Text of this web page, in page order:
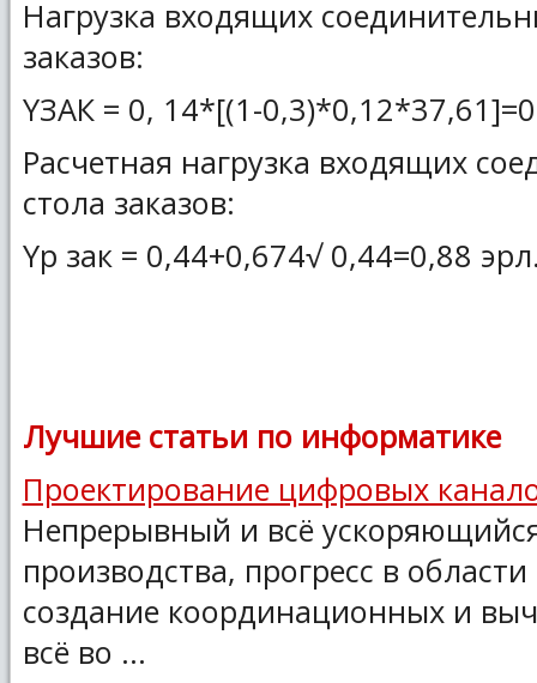
Нагрузка входящих
заказов:
YЗАК = 0, 14*[(1-
Расчетная нагрузка входящих
стола заказов:
Yр зак = 0,44+0,674√ 0,44=0,88
Лучшие статьи по информатике
Проектирование цифровых
Непрерывный и всё
производства, прогресс в
создание координационных и
всё во ...